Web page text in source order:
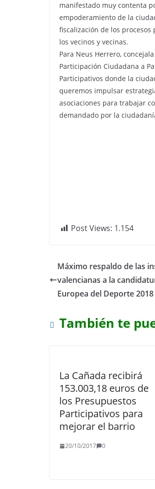
manifestado muy contenta
empoderamiento de la
fiscalización de los
los vecinos y vecinas.
Para Neus Herrero,
Participación Ciudadana a
Participativos donde la
queremos impulsar
asociaciones para trabajar
demandado por la
Post Views: 1.154
Máximo respaldo de las
valencianas a la
Europea del Deporte 2018
También te
La Cañada recibirá
153.003,18 euros de
los Presupuestos
Participativos para
mejorar el barrio
20/10/2017 0